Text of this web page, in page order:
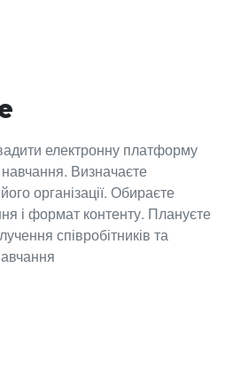
електронну платформу
Визначаєте
організації. Обираєте
і формат контенту. Плануєте
співробітників та